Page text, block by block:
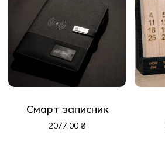
Смарт записник
2077,00 ₴